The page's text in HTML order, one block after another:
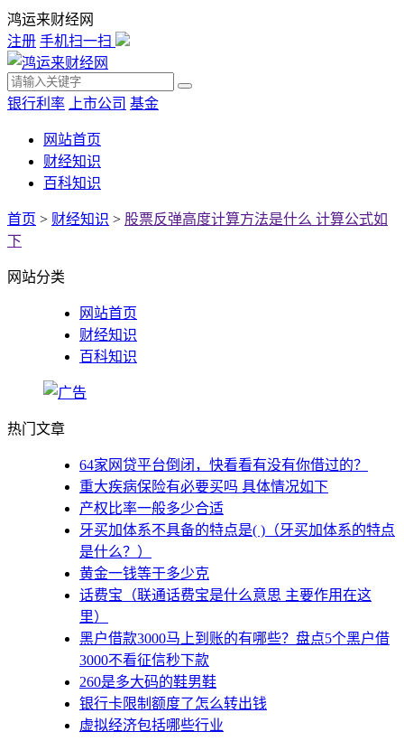
鸿运来财经网
注册 手机扫一扫
银行利率 上市公司 基金
网站首页
财经知识
百科知识
首页 > 财经知识 > 股票反弹高度计算方法是什么 计算公式如
下
网站分类
网站首页
财经知识
百科知识
热门文章
64家网贷平台倒闭，快看看有没有你借过的？
重大疾病保险有必要买吗 具体情况如下
产权比率一般多少合适
牙买加体系不具备的特点是( )（牙买加体系的特点
是什么？）
黄金一钱等于多少克
话费宝（联通话费宝是什么意思 主要作用在这
里）
黑户借款3000马上到账的有哪些？盘点5个黑户借
3000不看征信秒下款
260是多大码的鞋男鞋
银行卡限制额度了怎么转出钱
虚拟经济包括哪些行业